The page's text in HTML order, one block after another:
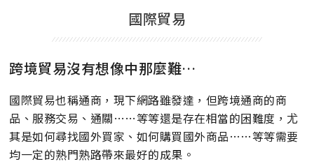
國際貿易
跨境貿易沒有想像中那麼難…
國際貿易也稱通商，現下網路雖發達，但跨境通商的商
品、服務交易、通關……等等還是存在相當的困難度，尤
其是如何尋找國外買家、如何購買國外商品……等等需要
均一定的熟門熟路帶來最好的成果。